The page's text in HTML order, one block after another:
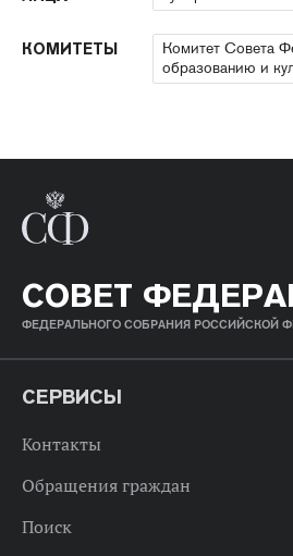
КОМИТЕТЫ
Комитет Совета
образованию и
СОВЕТ
ФЕДЕРАЛЬНОГО СОБРАНИЯ РОССИЙСКОЙ
СЕРВИСЫ
Контакты
Обращения граждан
Поиск